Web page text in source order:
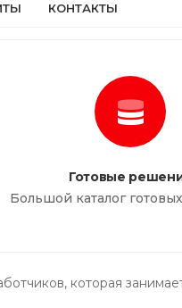
КОНТАКТЫ
Готовые
Большой каталог
которая